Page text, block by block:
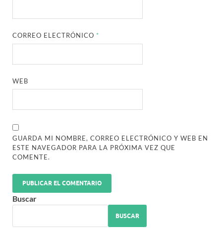
CORREO ELECTRÓNICO *
WEB
GUARDA MI NOMBRE, CORREO ELECTRÓNICO Y WEB EN
ESTE NAVEGADOR PARA LA PRÓXIMA VEZ QUE
COMENTE.
Buscar
BUSCAR